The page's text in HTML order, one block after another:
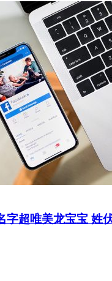
字超唯美龙宝宝 姓